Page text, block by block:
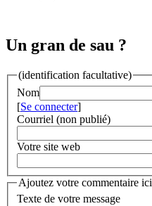
Un gran de sau ?
(identification facultative)
Nom
[Se connecter]
Courriel (non publié)
Votre site web
Ajoutez votre commentaire ici
Texte de votre message